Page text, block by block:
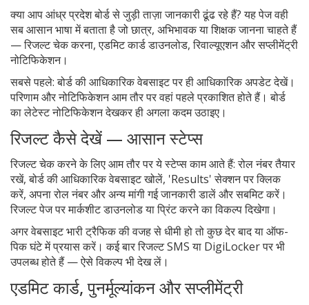
क्या आप आंध्र प्रदेश बोर्ड से जुड़ी ताज़ा जानकारी ढूंढ रहे हैं? यह पेज वही
सब आसान भाषा में बताता है जो छात्र, अभिभावक या शिक्षक जानना चाहते हैं
— रिजल्ट चेक करना, एडमिट कार्ड डाउनलोड, रिवाल्यूएशन और सप्लीमेंट्री
नोटिफिकेशन।
सबसे पहले: बोर्ड की आधिकारिक वेबसाइट पर ही आधिकारिक अपडेट देखें।
परिणाम और नोटिफिकेशन आम तौर पर वहां पहले प्रकाशित होते हैं। बोर्ड
का लेटेस्ट नोटिफिकेशन देखकर ही अगला कदम उठाइए।
रिजल्ट कैसे देखें — आसान स्टेप्स
रिजल्ट चेक करने के लिए आम तौर पर ये स्टेप्स काम आते हैं: रोल नंबर तैयार
रखें, बोर्ड की आधिकारिक वेबसाइट खोलें, 'Results' सेक्शन पर क्लिक
करें, अपना रोल नंबर और अन्य मांगी गई जानकारी डालें और सबमिट करें।
रिजल्ट पेज पर मार्कशीट डाउनलोड या प्रिंट करने का विकल्प दिखेगा।
अगर वेबसाइट भारी ट्रैफिक की वजह से धीमी हो तो कुछ देर बाद या ऑफ-
पिक घंटे में प्रयास करें। कई बार रिजल्ट SMS या DigiLocker पर भी
उपलब्ध होते हैं — ऐसे विकल्प भी देख लें।
एडमिट कार्ड, पुनर्मूल्यांकन और सप्लीमेंट्री